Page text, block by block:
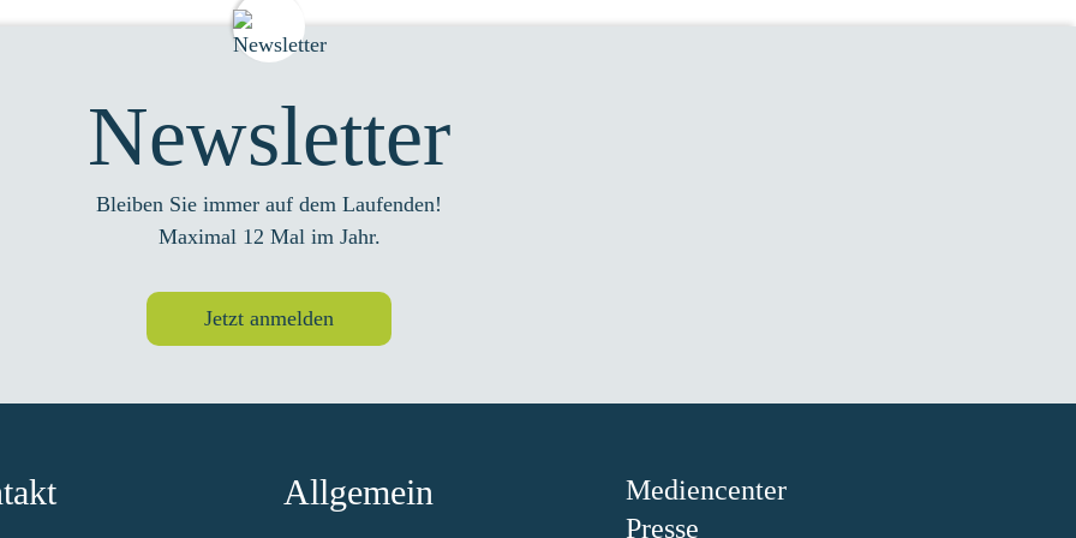
Newsletter
Bleiben Sie immer auf dem Laufenden!
Maximal 12 Mal im Jahr.
Jetzt anmelden
Allgemein
Mediencenter
Presse